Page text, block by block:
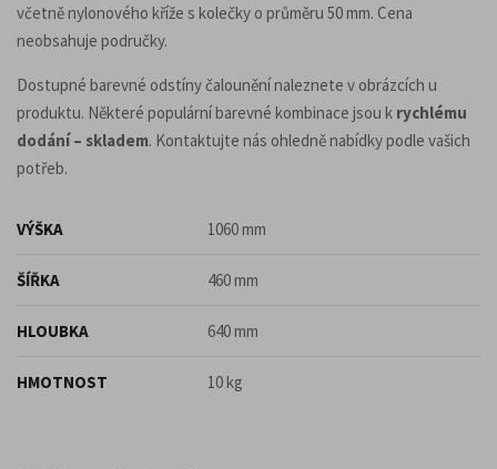
včetně nylonového kříže s kolečky o průměru 50 mm. Cena
neobsahuje područky.
Dostupné barevné odstíny čalounění naleznete v obrázcích u
produktu. Některé populární barevné kombinace jsou k rychlému
dodání – skladem. Kontaktujte nás ohledně nabídky podle vašich
potřeb.
VÝŠKA 1060 mm
ŠÍŘKA 460 mm
HLOUBKA 640 mm
HMOTNOST 10 kg